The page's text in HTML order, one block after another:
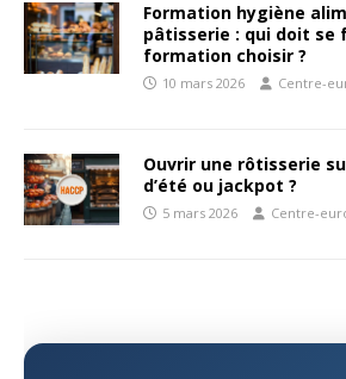
Formation hygiène
pâtisserie : qui doit se
formation choisir ?
10 mars 2026 Centre-
Ouvrir une rôtisserie
d’été ou jackpot ?
5 mars 2026 Centre-